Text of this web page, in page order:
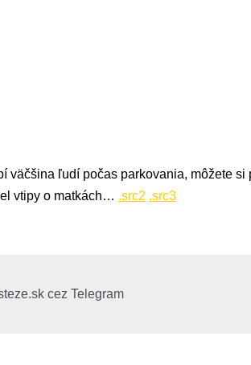
väčšina ľudí počas parkovania, môžete si
vtipy o matkách… .src2 .src3
cez Telegram